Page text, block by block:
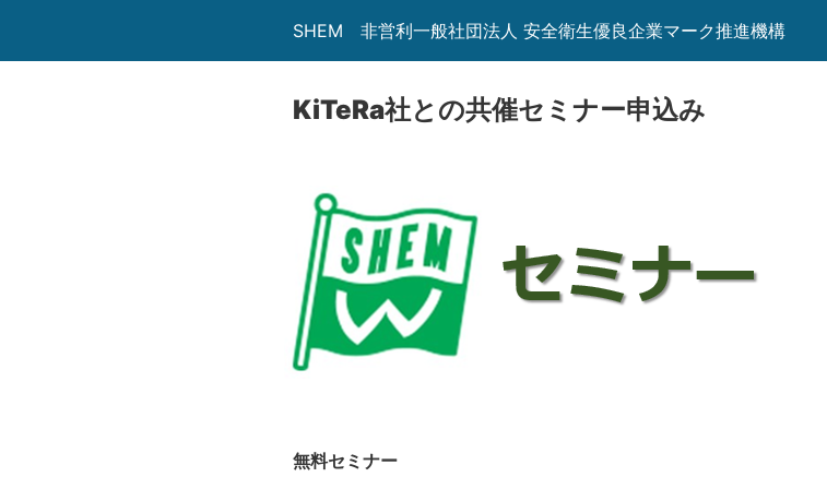
SHEM 非営利一般社団法人 安全衛生優良企業マーク推進機構
KiTeRa社との共催セミナー申込み
無料セミナー